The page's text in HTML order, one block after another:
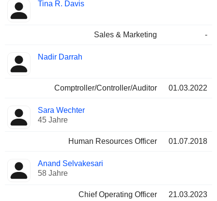
Tina R. Davis
Sales & Marketing -
Nadir Darrah
Comptroller/Controller/Auditor 01.03.2022
Sara Wechter
45 Jahre
Human Resources Officer 01.07.2018
Anand Selvakesari
58 Jahre
Chief Operating Officer 21.03.2023